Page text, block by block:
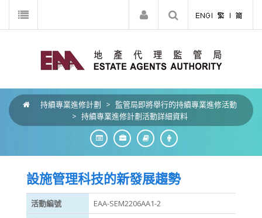
持續專業進修計劃 > 監管局即將舉行的持續專業進修活動
> 持續專業進修計劃活動詳細資料
設施管理科技的新發展趨勢
活動編號
EAA-SEM2206AA1-2